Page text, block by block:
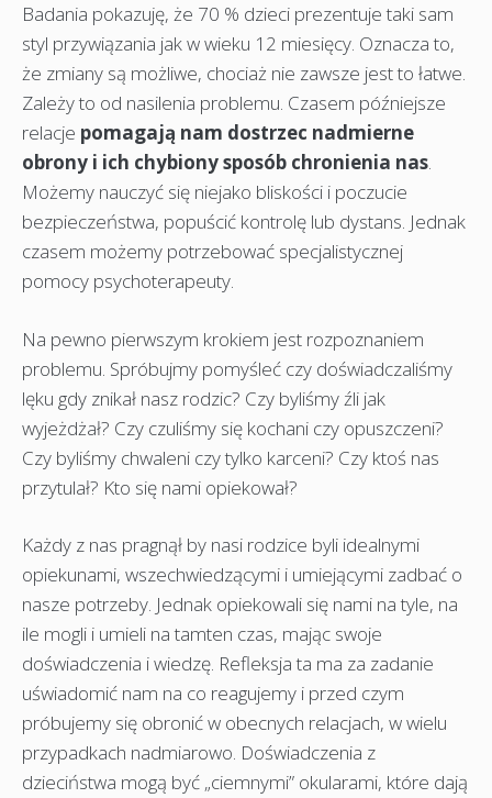
Badania pokazuję, że 70 % dzieci prezentuje taki sam
styl przywiązania jak w wieku 12 miesięcy. Oznacza to,
że zmiany są możliwe, chociaż nie zawsze jest to łatwe.
Zależy to od nasilenia problemu. Czasem późniejsze
relacje pomagają nam dostrzec nadmierne
obrony i ich chybiony sposób chronienia nas.
Możemy nauczyć się niejako bliskości i poczucie
bezpieczeństwa, popuścić kontrolę lub dystans. Jednak
czasem możemy potrzebować specjalistycznej
pomocy psychoterapeuty.
Na pewno pierwszym krokiem jest rozpoznaniem
problemu. Spróbujmy pomyśleć czy doświadczaliśmy
lęku gdy znikał nasz rodzic? Czy byliśmy źli jak
wyjeżdżał? Czy czuliśmy się kochani czy opuszczeni?
Czy byliśmy chwaleni czy tylko karceni? Czy ktoś nas
przytulał? Kto się nami opiekował?
Każdy z nas pragnął by nasi rodzice byli idealnymi
opiekunami, wszechwiedzącymi i umiejącymi zadbać o
nasze potrzeby. Jednak opiekowali się nami na tyle, na
ile mogli i umieli na tamten czas, mając swoje
doświadczenia i wiedzę. Refleksja ta ma za zadanie
uświadomić nam na co reagujemy i przed czym
próbujemy się obronić w obecnych relacjach, w wielu
przypadkach nadmiarowo. Doświadczenia z
dzieciństwa mogą być „ciemnymi” okularami, które dają